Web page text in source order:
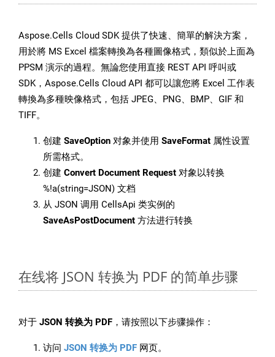
Aspose.Cells Cloud SDK 提供了快速、簡單的解決方案，
用於將 MS Excel 檔案轉換為各種圖像格式，類似於上面為
PPSM 演示的過程。無論您使用直接 REST API 呼叫或
SDK，Aspose.Cells Cloud API 都可以讓您將 Excel 工作表
轉換為多種映像格式，包括 JPEG、PNG、BMP、GIF 和
TIFF。
创建 SaveOption 对象并使用 SaveFormat 属性设置
所需格式。
创建 Convert Document Request 对象以转换
%!a(string=JSON) 文档
从 JSON 调用 CellsApi 类实例的
SaveAsPostDocument 方法进行转换
在线将 JSON 转换为 PDF 的简单步骤
对于 JSON 转换为 PDF ，请按照以下步骤操作：
访问 JSON 转换为 PDF 网页。